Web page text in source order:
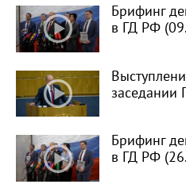
Брифинг
в ГД РФ
заседании
Брифинг
в ГД РФ